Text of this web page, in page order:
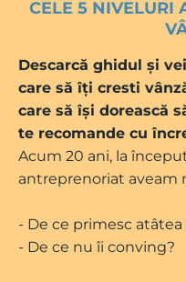
CELE 5 NIVELURI
Descarcă ghidul și
care să îți cresti
care să își dorească
te recomande cu
Acum 20 ani, la
antreprenoriat aveam
- De ce primesc atâtea
- De ce nu îi conving?